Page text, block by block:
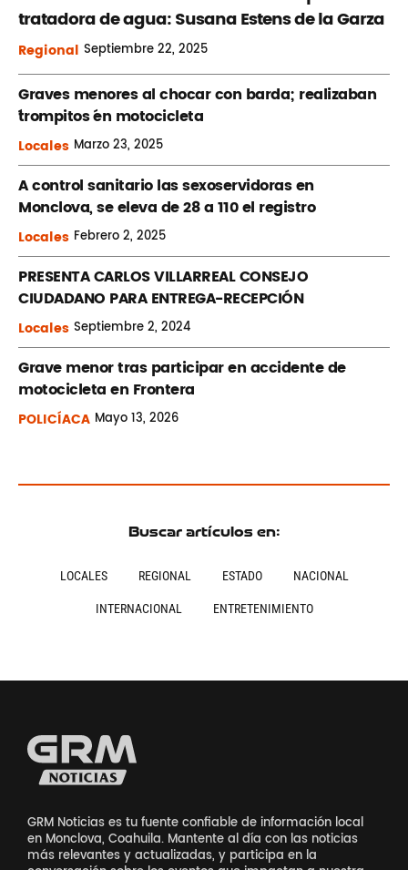
tratadora de agua: Susana Estens de la Garza
Regional Septiembre22, 2025
Graves menores al chocar con barda; realizaban
´trompitos ´en motocicleta
Locales Marzo23, 2025
A control sanitario las sexoservidoras en
Monclova, se eleva de 28 a 110 el registro
Locales Febrero2, 2025
PRESENTA CARLOS VILLARREAL CONSEJO
CIUDADANO PARA ENTREGA-RECEPCIÓN
Locales Septiembre2, 2024
Grave menor tras participar en accidente de
motocicleta en Frontera
POLICÍACA Mayo13, 2026
Buscar artículos en:
LOCALES REGIONAL ESTADO NACIONAL
INTERNACIONAL ENTRETENIMIENTO
GRM Noticias es tu fuente confiable de información local
en Monclova, Coahuila. Mantente al día con las noticias
más relevantes y actualizadas, y participa en la